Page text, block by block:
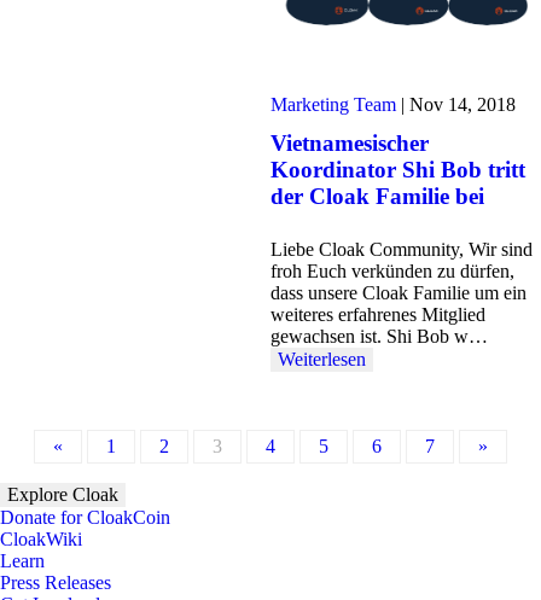
Marketing Team | Nov 14, 2018
Vietnamesischer
Koordinator Shi Bob tritt
der Cloak Familie bei
Liebe Cloak Community, Wir sind
froh Euch verkünden zu dürfen,
dass unsere Cloak Familie um ein
weiteres erfahrenes Mitglied
gewachsen ist. Shi Bob w…
Weiterlesen
« 1 2 3 4 5 6 7 »
Explore Cloak
Donate for CloakCoin
CloakWiki
Learn
Press Releases